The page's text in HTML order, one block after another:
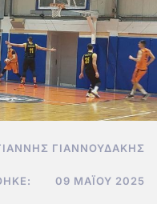
ΓΙΑΝΝΟΥΔΆΚΗΣ
09 ΜΑΪ́ΟΥ 2025